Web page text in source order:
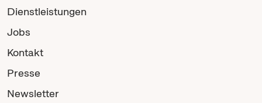
Dienstleistungen
Jobs
Kontakt
Presse
Newsletter